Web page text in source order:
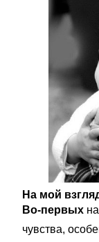
На мой
Во-первых
чувства,